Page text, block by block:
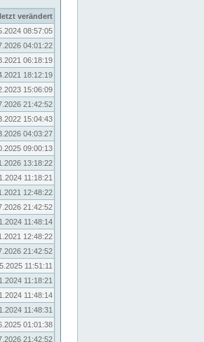
verändert
08:57:05
04:01:22
06:18:19
18:12:19
15:06:09
21:42:52
15:04:43
04:03:27
09:00:13
13:18:22
11:18:21
12:48:22
21:42:52
11:48:14
12:48:22
21:42:52
11:51:11
11:18:21
11:48:14
11:48:31
01:01:38
21:42:52